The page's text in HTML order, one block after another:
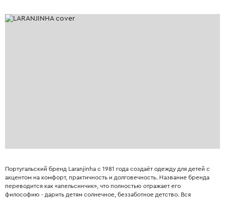
Португальский бренд Laranjinha с 1981 года создаёт одежду для детей с
акцентом на комфорт, практичность и долговечность. Название бренда
переводится как «апельсинчик», что полностью отражает его
философию - дарить детям солнечное, беззаботное детство. Вся